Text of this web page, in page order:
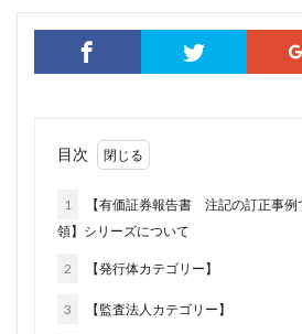
目次
1
【有価証券報告書 注記の訂正事
領】シリーズについて
2 【発行体カテゴリー】
3 【監査法人カテゴリー】